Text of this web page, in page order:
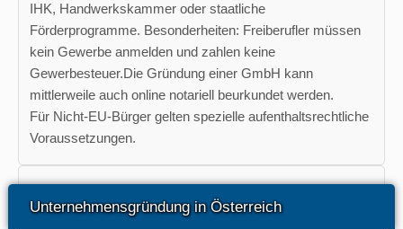
IHK, Handwerkskammer oder staatliche
Förderprogramme. Besonderheiten: Freiberufler müssen
kein Gewerbe anmelden und zahlen keine
Gewerbesteuer.Die Gründung einer GmbH kann
mittlerweile auch online notariell beurkundet werden.
Für Nicht-EU-Bürger gelten spezielle aufenthaltsrechtliche
Voraussetzungen.
Unternehmensgründung in Österreich